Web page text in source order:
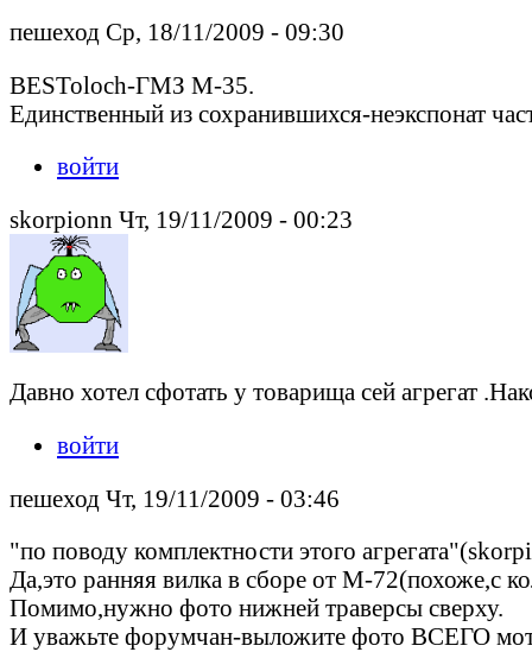
пешеход Ср, 18/11/2009 - 09:30
BESToloch-ГМЗ М-35.
Единственный из сохранившихся-неэкспонат
войти
skorpionn Чт, 19/11/2009 - 00:23
Давно хотел сфотать у товарища сей агрегат
войти
пешеход Чт, 19/11/2009 - 03:46
"по поводу комплектности этого
Да,это ранняя вилка в сборе от М-72(похоже,с
Помимо,нужно фото нижней траверсы сверху.
И уважьте форумчан-выложите фото ВСЕГО